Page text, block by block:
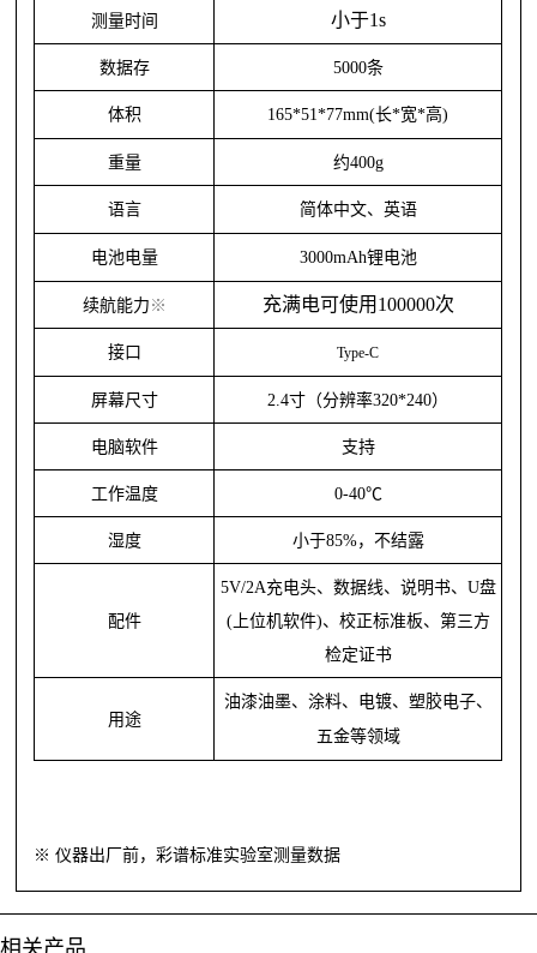
测量时间 小于1s
数据存 5000条
体积 165*51*77mm(长*宽*高)
重量 约400g
语言 简体中文、英语
电池电量 3000mAh锂电池
续航能力 ※ 充满电可使用 100000次
接口 Type-C
屏幕尺寸 2.4寸（分辨率320*240）
电脑软件 支持
工作温度 0-40℃
湿度 小于85%，不结露
配件
5V/2A充电头、数据线、说明书、U盘
(上位机软件)、 校正标准板、第三方
检定证书
用途
油漆油墨、涂料、电镀、塑胶电子、
五金等领域
※仪器出厂前，彩谱标准实验室测量数据